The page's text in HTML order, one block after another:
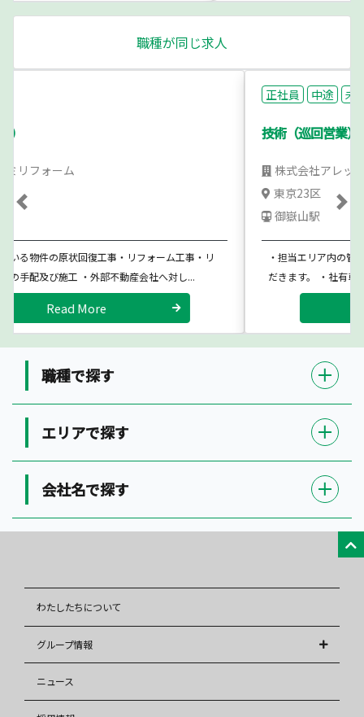
職種が同じ求人
株式会社アレップス
・担当エリア内の管理物件を１日に１０件前後巡回点検していた
だきます。 ・社有車での移動がメインです。（要普免・Ａ...
Read More
Previous
職種で探す
エリアで探す
会社名で探す
わたしたちについて
グループ情報
株式会社イズミ
ニュース